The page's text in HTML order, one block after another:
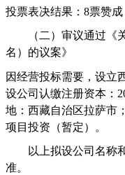
投票表决结果： 8票赞成
（二）审议通过《
名）的议案》
因经营投标需要，设立
设公司认缴注册资本：
地：西藏自治区拉萨市
项目投资（暂定）。
以上拟设公司名称
准。